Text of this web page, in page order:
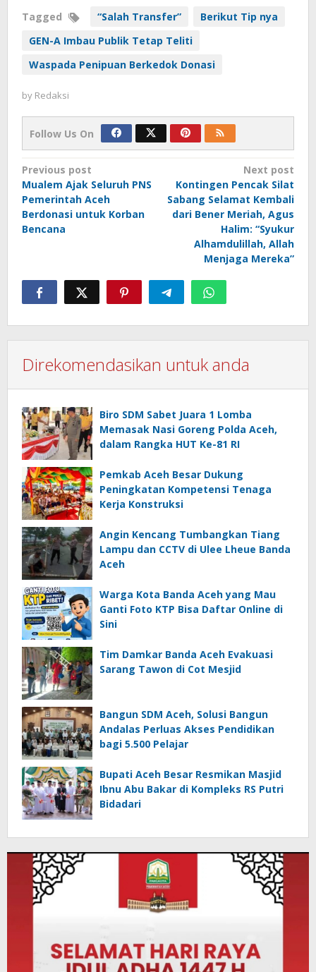
Tagged “Salah Transfer”
Berikut Tip nya
GEN-A Imbau Publik Tetap Teliti
Waspada Penipuan Berkedok Donasi
by Redaksi
Follow Us On
Post
navigation
Previous post
Mualem Ajak Seluruh PNS
Pemerintah Aceh
Berdonasi untuk Korban
Bencana
Next post
Kontingen Pencak Silat
Sabang Selamat Kembali
dari Bener Meriah, Agus
Halim: “Syukur
Alhamdulillah, Allah
Menjaga Mereka”
Direkomendasikan untuk anda
Biro SDM Sabet Juara 1 Lomba
Memasak Nasi Goreng Polda Aceh,
dalam Rangka HUT Ke-81 RI
Pemkab Aceh Besar Dukung
Peningkatan Kompetensi Tenaga
Kerja Konstruksi
Angin Kencang Tumbangkan Tiang
Lampu dan CCTV di Ulee Lheue Banda
Aceh
Warga Kota Banda Aceh yang Mau
Ganti Foto KTP Bisa Daftar Online di
Sini
Tim Damkar Banda Aceh Evakuasi
Sarang Tawon di Cot Mesjid
Bangun SDM Aceh, Solusi Bangun
Andalas Perluas Akses Pendidikan
bagi 5.500 Pelajar
Bupati Aceh Besar Resmikan Masjid
Ibnu Abu Bakar di Kompleks RS Putri
Bidadari